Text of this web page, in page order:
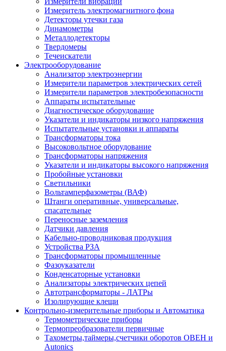
Измеритель электромагнитного фона
Детекторы утечки газа
Динамометры
Металлодетекторы
Твердомеры
Течеискатели
Электрооборудование
Анализатор электроэнергии
Измерители параметров электрических сетей
Измерители параметров электробезопасности
Аппараты испытательные
Диагностическое оборудование
Указатели и индикаторы низкого напряжения
Испытательные установки и аппараты
Трансформаторы тока
Высоковольтное оборудование
Трансформаторы напряжения
Указатели и индикаторы высокого напряжения
Пробойные установки
Светильники
Вольтамперфазометры (ВАФ)
Штанги оперативные, универсальные,
спасательные
Переносные заземления
Датчики давления
Кабельно-проводниковая продукция
Устройства РЗА
Трансформаторы промышленные
Фазоуказатели
Конденсаторные установки
Анализаторы электрических цепей
Автотрансформаторы - ЛАТРы
Изолирующие клещи
Контрольно-измерительные приборы и Автоматика
Термометрические приборы
Термопреобразователи первичные
Тахометры,таймеры,счетчики оборотов ОВЕН и
Autonics